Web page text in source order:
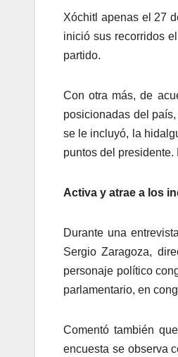
Xóchitl apenas el 27
inició sus recorridos
partido.
Con otra más, de
posicionadas del
se le incluyó, la
puntos del
Activa y atrae a los
Durante una
Sergio Zaragoza,
personaje político
parlamentario, en
Comentó también
encuesta se observa